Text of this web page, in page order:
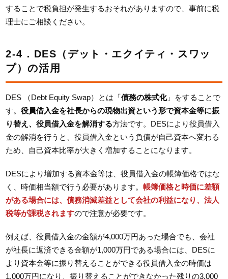
することで税負担が発生するおそれがありますので、事前に税
理士にご相談ください。
2-4．DES（デット・エクイティ・スワッ
プ）の活用
DES （Debt Equity Swap）とは「債務の株式化」をすることで
す。役員借入金を社長からの現物出資という形で資本金等に振
り替え、役員借入金を解消する方法です。DESにより役員借入
金の解消を行うと、役員借入金という負債が自己資本へ変わる
ため、自己資本比率が大きく増加することになります。
DESにより増加する資本金等は、役員借入金の帳簿価格ではな
く、時価相当額で行う必要があります。帳簿価格と時価に差額
がある場合には、債務消滅差益として会社の利益になり、法人
税等が課税されますので注意が必要です。
例えば、役員借入金の金額が4,000万円あった場合でも、会社
が社長に返済できる金額が1,000万円である場合には、DESに
より資本金等に振り替えることができる役員借入金の時価は
1,000万円になり、振り替えることができなかった残りの3,000